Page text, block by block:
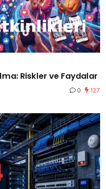
Riskler ve Faydalar
0 127